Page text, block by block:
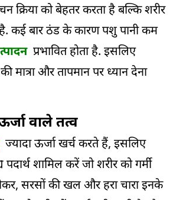
क्रिया को बेहतर करता है बल्कि शरीर
कई बार ठंड के कारण पशु पानी कम
प्रभावित होता है. इसलिए
मात्रा और तापमान पर ध्यान देना
वाले तत्व
ज्यादा ऊर्जा खर्च करते हैं, इसलिए
शामिल करें जो शरीर को गर्मी
सरसों की खल और हरा चारा इनके